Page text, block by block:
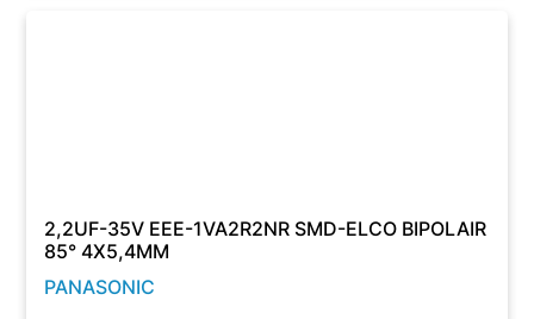
2,2UF-35V EEE-1VA2R2NR SMD-ELCO BIPOLAIR
85° 4X5,4MM
PANASONIC